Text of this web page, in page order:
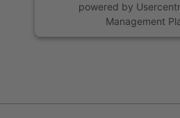
powered by
Management